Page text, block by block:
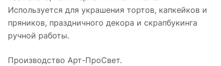
Используется для украшения тортов, капкейков и
пряников, праздничного декора и скрапбукинга
ручной работы.
Производство Арт-ПроСвет.